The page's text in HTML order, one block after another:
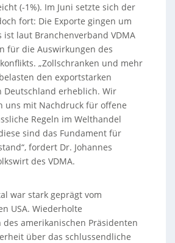
(-1%). Im Juni setzte sich der
fort: Die Exporte gingen um
ist laut Branchenverband VDMA
für die Auswirkungen des
„Zollschranken und mehr
den exportstarken
Deutschland erheblich. Wir
uns mit Nachdruck für offene
Regeln im Welthandel
sind das Fundament für
fordert Dr. Johannes
des VDMA.
war stark geprägt vom
USA. Wiederholte
amerikanischen Präsidenten
über das schlussendliche